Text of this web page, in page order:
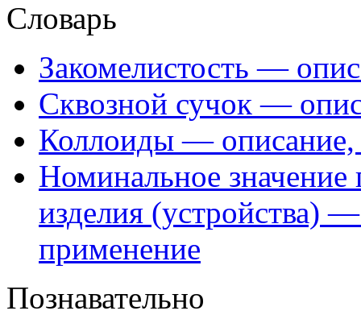
Словарь
Закомелистость —
Сквозной сучок —
Коллоиды — описание,
Номинальное значение
изделия (устройства)
применение
Познавательно